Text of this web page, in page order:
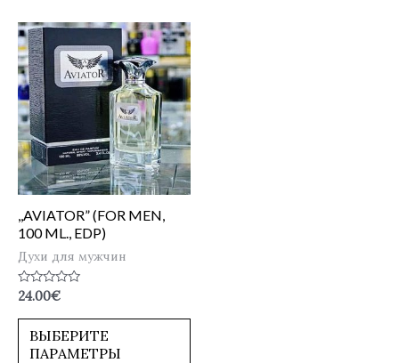
,,AVIATOR” (FOR MEN,
100 ML., EDP)
Духи для мужчин
Оценка
из
24.00€
ВЫБЕРИТЕ
ПАРАМЕТРЫ